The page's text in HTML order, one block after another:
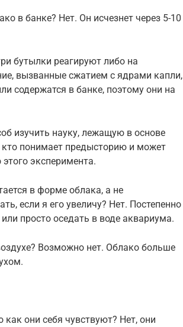
в банке? Нет. Он исчезнет через 5-10
бутылки реагируют либо на
вызванные сжатием с ядрами капли,
содержатся в банке, поэтому они на
изучить науку, лежащую в основе
кто понимает предысторию и может
этого эксперимента.
в форме облака, а не
если я его увеличу? Нет. Постепенно
просто оседать в воде аквариума.
Возможно нет. Облако больше
они себя чувствуют? Нет, они